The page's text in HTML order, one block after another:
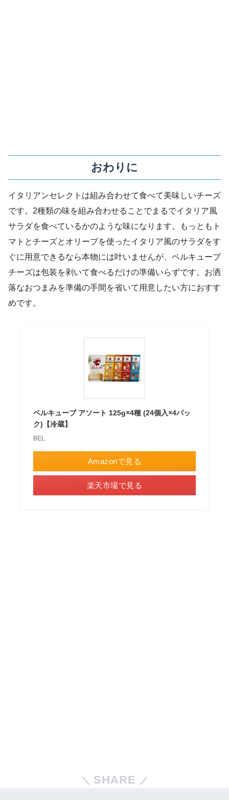
おわりに
イタリアンセレクトは組み合わせて食べて美味しいチーズ
です。2種類の味を組み合わせることでまるでイタリア風
サラダを食べているかのような味になります。もっともト
マトとチーズとオリーブを使ったイタリア風のサラダをす
ぐに用意できるなら本物には叶いませんが、ベルキューブ
チーズは包装を剥いて食べるだけの準備いらずです。お洒
落なおつまみを準備の手間を省いて用意したい方におすす
めです。
ベルキューブ アソート 125g×4種 (24個入×4パッ
ク)【冷蔵】
BEL
Amazonで見る
楽天市場で見る
SHARE